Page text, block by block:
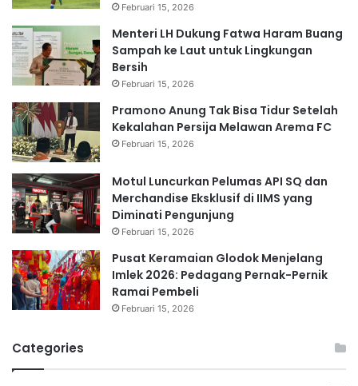
Februari 15, 2026
Menteri LH Dukung Fatwa Haram Buang
Sampah ke Laut untuk Lingkungan
Bersih
Februari 15, 2026
Pramono Anung Tak Bisa Tidur Setelah
Kekalahan Persija Melawan Arema FC
Februari 15, 2026
Motul Luncurkan Pelumas API SQ dan
Merchandise Eksklusif di IIMS yang
Diminati Pengunjung
Februari 15, 2026
Pusat Keramaian Glodok Menjelang
Imlek 2026: Pedagang Pernak-Pernik
Ramai Pembeli
Februari 15, 2026
Categories